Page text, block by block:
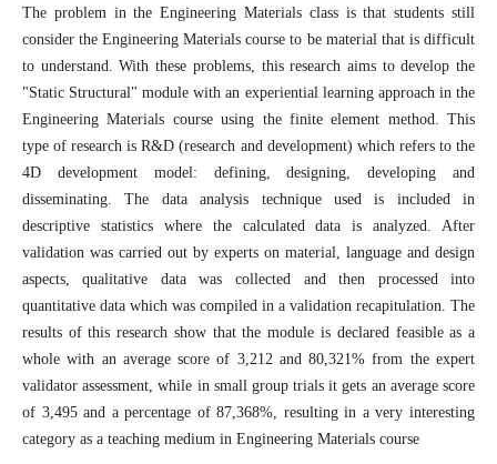
The problem in the Engineering Materials class is that students still
consider the Engineering Materials course to be material that is difficult
to understand. With these problems, this research aims to develop the
"Static Structural" module with an experiential learning approach in the
Engineering Materials course using the finite element method. This
type of research is R&D (research and development) which refers to the
4D development model: defining, designing, developing and
disseminating. The data analysis technique used is included in
descriptive statistics where the calculated data is analyzed. After
validation was carried out by experts on material, language and design
aspects, qualitative data was collected and then processed into
quantitative data which was compiled in a validation recapitulation. The
results of this research show that the module is declared feasible as a
whole with an average score of 3,212 and 80,321% from the expert
validator assessment, while in small group trials it gets an average score
of 3,495 and a percentage of 87,368%, resulting in a very interesting
category as a teaching medium in Engineering Materials course